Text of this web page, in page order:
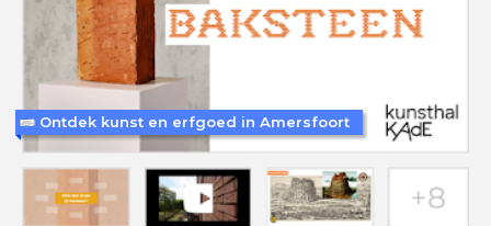
Ontdek kunst en erfgoed in Amersfoort